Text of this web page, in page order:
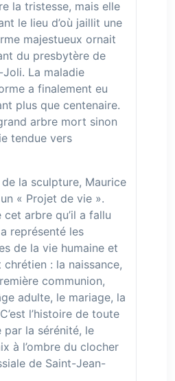
la tristesse, mais elle
le lieu d’où jaillit une
majestueux ornait
du presbytère de
La maladie
a finalement eu
plus que centenaire.
arbre mort sinon
tendue vers
la sculpture, Maurice
« Projet de vie ».
arbre qu’il a fallu
représenté les
de la vie humaine et
: la naissance,
communion,
adulte, le mariage, la
l’histoire de toute
par la sérénité, le
à l’ombre du clocher
de Saint-Jean-